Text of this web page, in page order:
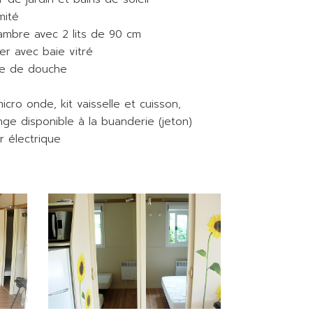
avec 2 lits de 90 cm
avec baie vitré
de douche
onde, kit vaisselle et cuisson,
disponible à la buanderie (jeton)
électrique